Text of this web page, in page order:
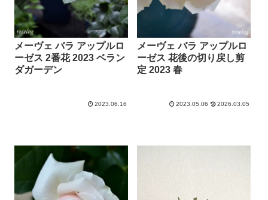
メーヴェ バラ アップルロ
ーゼス 2番花 2023 ベラン
ダガーデン
2023.06.16
メーヴェ バラ アップルロ
ーゼス 花後の切り戻し剪
定 2023 春
2023.05.06 2026.03.05